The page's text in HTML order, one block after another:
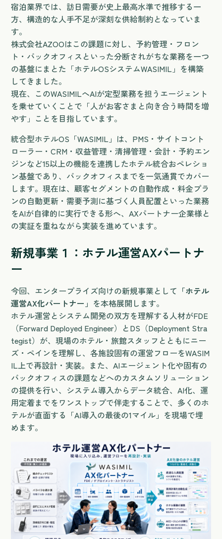
宿泊業界では、訪日需要が史上最高水準で推移する一
方、構造的な人手不足が深刻な供給制約となっていま
す。
株式会社AZOOはこの課題に対し、予約管理・フロン
ト・バックオフィスといった分断されがちな業務を一つ
の基盤にまとた「ホテルOSシステムWASIMIL」を構築
してきました。
現在、このWASIMILへAIが定型業務を担うエージェント
を乗せていくことで「人がお客さまと向き合う時間を増
やす」ことを目指しています。
統合型ホテルOS「WASIMIL」は、PMS・サイトコント
ローラー・CRM・収益管理・清掃管理・会計・予約エン
ジンなど15以上の機能を連携したホテル統合おペレショ
ン基盤であり、バックオフィスまでを一気通貫でカバー
します。現在は、顧客セグメントの自動作成・料金プラ
ンの自動更新・需要予測に基づく人員配置といった業務
をAIが自律的に実行できる形へ、AXパートナー企業様と
の実証を重ねながら実装を進めています。
新規事業１：ホテル運営AXパートナ
ー
今回、エンタープライズ向けの新規事業として 「ホテル
運営AX化パートナー」 を本格展開します。
ホテル運営とシステム開発の双方を理解する人材がFDE
（Forward Deployed Engineer）とDS（Deployment Stra
tegist）が、現場のホテル・旅館スタッフとともにニー
ズ・ペインを理解し、各施設固有の運営フローをWASIM
IL上で再設計・実装。また、AIエージェント化や固有の
バックオフィスの課題などへのカスタムソリューション
の提供を行い、システム導入からデータ統合、AI化、運
用定着までをワンストップで伴走することで、多くのホ
テルが直面する「AI導入の最後の1マイル」を現場で埋
めます。